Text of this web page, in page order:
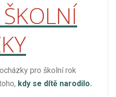
pro školní rok
kdy se dítě narodilo.